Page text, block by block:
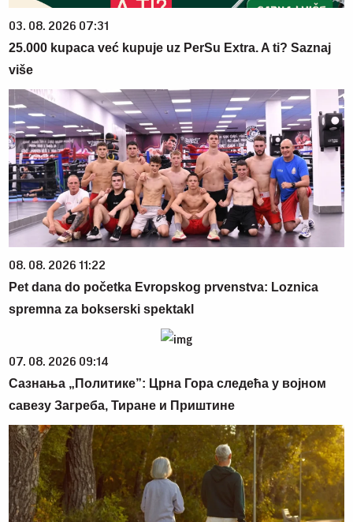
03. 08. 2026 07:31
25.000 kupaca već kupuje uz PerSu Extra. A ti? Saznaj
više
08. 08. 2026 11:22
Pet dana do početka Evropskog prvenstva: Loznica
spremna za bokserski spektakl
07. 08. 2026 09:14
Сазнања „Политике”: Црна Гора следећа у војном
савезу Загреба, Тиране и Приштине